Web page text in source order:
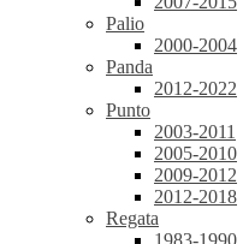
Palio
2000-2004
Panda
2012-2022
Punto
2003-2011
2005-2010
2009-2012
2012-2018
Regata
1983-1990